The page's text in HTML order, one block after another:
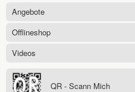
Angebote
Offlineshop
Videos
QR - Scann Mich